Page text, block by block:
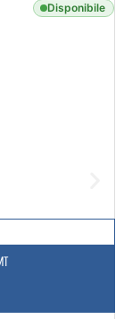
Disponibile